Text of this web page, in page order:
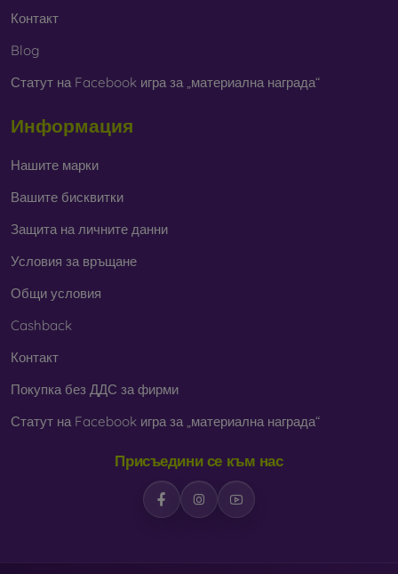
Контакт
Blog
Статут на Facebook игра за „материална награда“
Информация
Нашите марки
Вашите бисквитки
Защита на личните данни
Условия за връщане
Общи условия
Cashback
Контакт
Покупка без ДДС за фирми
Статут на Facebook игра за „материална награда“
Присъедини се към нас